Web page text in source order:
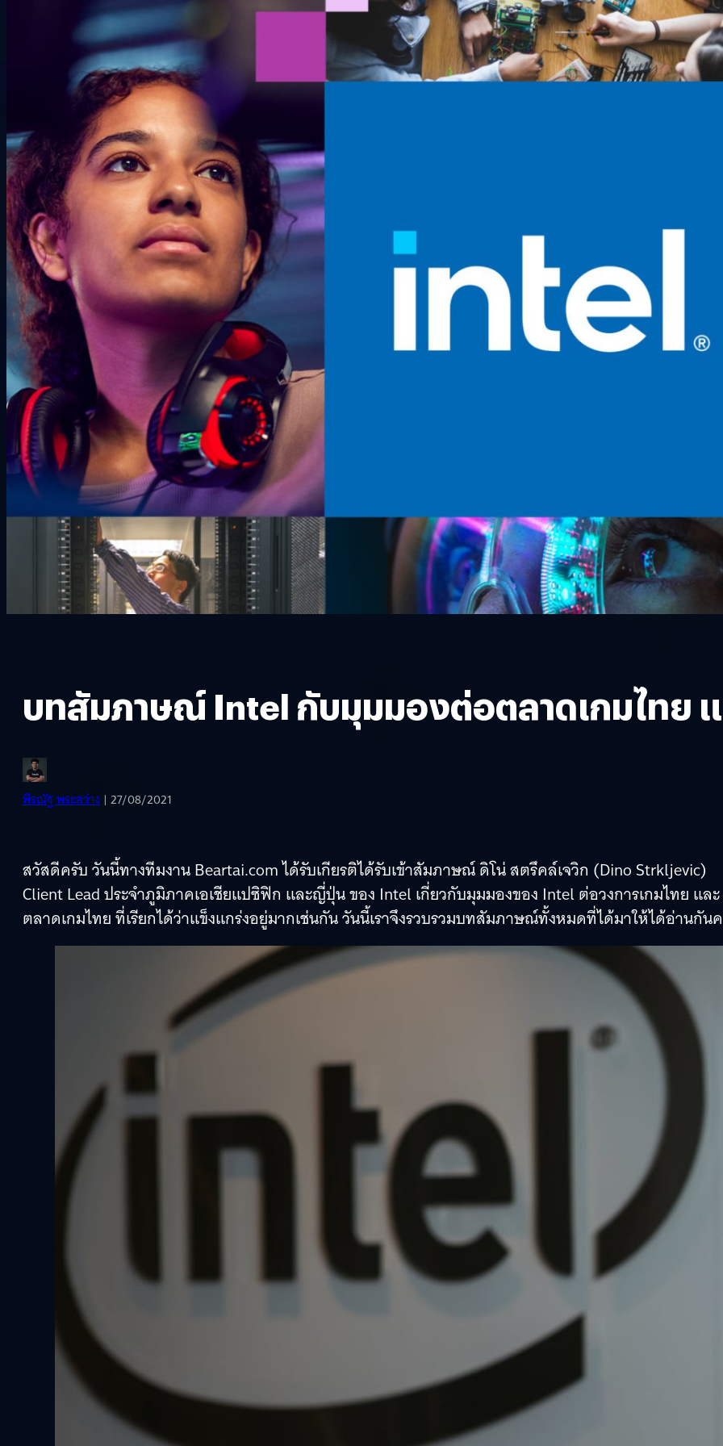
บทสัมภาษณ์ Intel กับมุมมองต่อตลาดเกมไทย
พีรณัฐ พระสว่าง | 27/08/2021
สวัสดีครับ วันนี้ทางทีมงาน Beartai.com ได้รับเกียรติได้รับเข้าสัมภาษณ์ ดิโน่ สตรึคล์เจวิก (Dino Strkljevic)
Client Lead ประจำภูมิภาคเอเชียแปซิฟิก และญี่ปุ่น ของ Intel เกี่ยวกับมุมมองของ Intel ต่อวงการเกมไทย และ
ตลาดเกมไทย ที่เรียกได้ว่าแข็งแกร่งอยู่มากเช่นกัน วันนี้เราจึงรวบรวมบทสัมภาษณ์ทั้งหมดที่ได้มาให้ได้อ่านกัน